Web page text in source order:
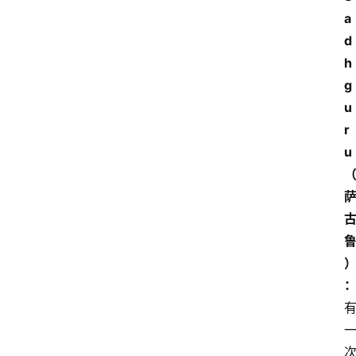
a
d
h
g
u
r
u
（
萨
古
鲁
）
：
有
一
次